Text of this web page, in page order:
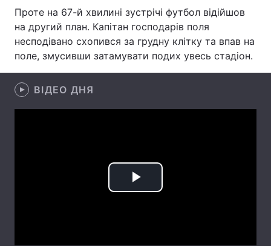
Здоров'я Туризм
Цікавинки Погода
Екологія Регіони
Думки
Вакансії
Послуги
Проте на 67-й хвилині зустрічі футбол відійшов
на другий план. Капітан господарів поля
несподівано схопився за грудну клітку та впав на
поле, змусивши затамувати подих увесь стадіон.
ВІДЕО ДНЯ
Play